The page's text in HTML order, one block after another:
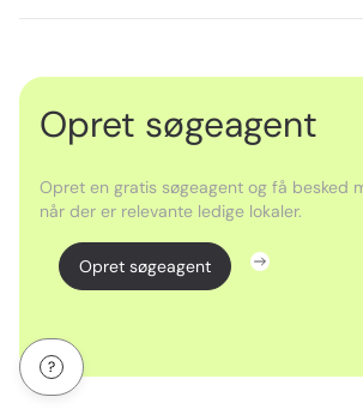
Opret søgeagent
Opret en gratis søgeagent og få besked
når der er relevante ledige lokaler.
Opret søgeagent